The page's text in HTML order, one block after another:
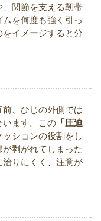
関節を支える靭帯
を何度も強く引っ
イメージすると分
、ひじの外側では
います。この 「圧迫
ションの役割をし
剥がれてしまった
治りにくく、注意が